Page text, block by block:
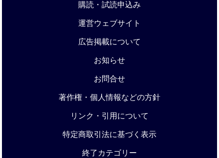
購読・試読申込み
運営ウェブサイト
広告掲載について
お知らせ
お問合せ
著作権・個人情報などの方針
リンク・引用について
特定商取引法に基づく表示
終了カテゴリー